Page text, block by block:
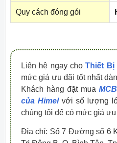
Quy cách đóng gói
Liên hệ ngay choThiết Bị
mức giá ưu đãi tốt nhất
Khách hàng đặt mua
của Himel với số lượng
chúng tôi để có mức giá
Địa chỉ: Số 7 Đường số 6